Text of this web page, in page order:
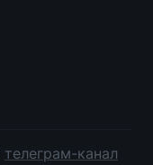
телеграм-канал